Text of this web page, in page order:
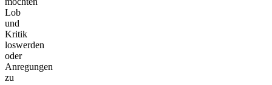
Lob
und
Kritik
loswerden
oder
Anregungen
zu